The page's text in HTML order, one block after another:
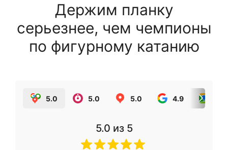
Держим планку
серьезнее, чем чемпионы
по фигурному катанию
5.0 5.0 5.0 4.9
5.0 из 5